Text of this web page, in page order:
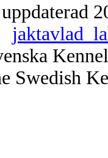
Swedish